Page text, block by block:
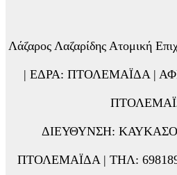
Λάζαρος Λαζαρίδης Ατομική
| ΕΔΡΑ: ΠΤΟΛΕΜΑΪΔΑ |
ΔΙΕΥΘΥΝΣΗ:
ΠΤΟΛΕΜΑΪΔΑ | ΤΗΛ: